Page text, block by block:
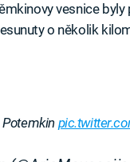
vesnice
o několik